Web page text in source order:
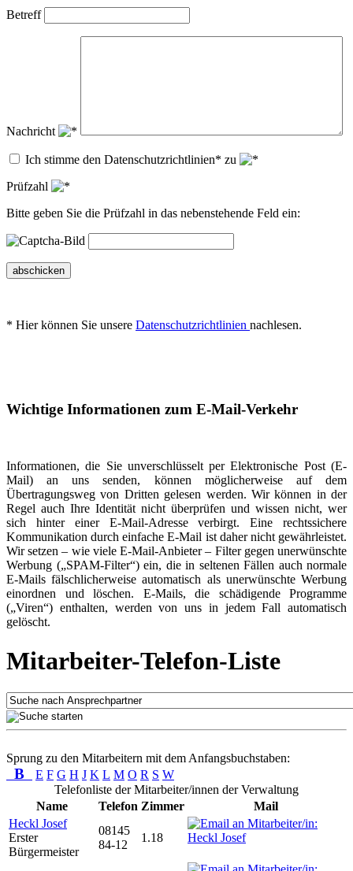
Betreff
Nachricht
Ich stimme den Datenschutzrichtlinien* zu
Prüfzahl
Bitte geben Sie die Prüfzahl in das nebenstehende Feld ein:
abschicken
* Hier können Sie unsere Datenschutzrichtlinien nachlesen.
Wichtige Informationen zum E-Mail-Verkehr
Informationen, die Sie unverschlüsselt per Elektronische Post (E-
Mail) an uns senden, können möglicherweise auf dem
Übertragungsweg von Dritten gelesen werden. Wir können in der
Regel auch Ihre Identität nicht überprüfen und wissen nicht, wer
sich hinter einer E-Mail-Adresse verbirgt. Eine rechtssichere
Kommunikation durch einfache E-Mail ist daher nicht gewährleistet.
Wir setzen – wie viele E-Mail-Anbieter – Filter gegen unerwünschte
Werbung („SPAM-Filter“) ein, die in seltenen Fällen auch normale
E-Mails fälschlicherweise automatisch als unerwünschte Werbung
einordnen und löschen. E-Mails, die schädigende Programme
(„Viren“) enthalten, werden von uns in jedem Fall automatisch
gelöscht.
Mitarbeiter-Telefon-Liste
Sprung zu den Mitarbeitern mit dem Anfangsbuchstaben:
B E F G H J K L M O R S W
Telefonliste der Mitarbeiter/innen der Verwaltung
Name
Telefon Zimmer
Mail
Heckl Josef
Erster
Bürgermeister
08145
84-12
1.18